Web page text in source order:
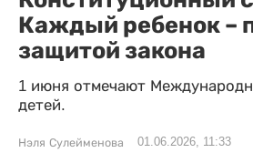
Каждый ребенок –
защитой закона
1 июня отмечают
детей.
Нэля Сулейменова 01.06.2026, 11:33